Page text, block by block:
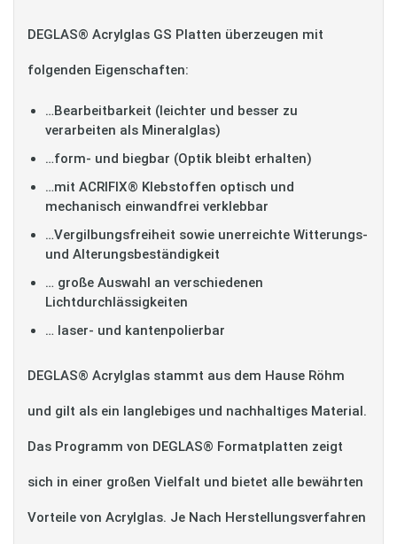
DEGLAS® Acrylglas GS Platten überzeugen mit
folgenden Eigenschaften:
…Bearbeitbarkeit (leichter und besser zu
verarbeiten als Mineralglas)
…form- und biegbar (Optik bleibt erhalten)
…mit ACRIFIX® Klebstoffen optisch und
mechanisch einwandfrei verklebbar
…Vergilbungsfreiheit sowie unerreichte Witterungs-
und Alterungsbeständigkeit
… große Auswahl an verschiedenen
Lichtdurchlässigkeiten
… laser- und kantenpolierbar
DEGLAS® Acrylglas stammt aus dem Hause Röhm
und gilt als ein langlebiges und nachhaltiges Material.
Das Programm von DEGLAS® Formatplatten zeigt
sich in einer großen Vielfalt und bietet alle bewährten
Vorteile von Acrylglas. Je Nach Herstellungsverfahren